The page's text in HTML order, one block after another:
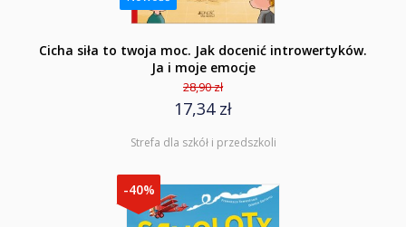
Cicha siła to twoja moc. Jak docenić introwertyków.
Ja i moje emocje
28,90 zł
17,34 zł
Strefa dla szkół i przedszkoli
-40%